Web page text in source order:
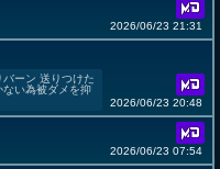
2026/06/23 21:31
ーン 送りつけた
い為被ダメを抑
2026/06/23 20:48
2026/06/23 07:54